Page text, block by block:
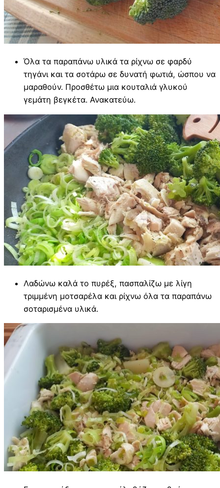
Όλα τα παραπάνω υλικά τα ρίχνω σε φαρδύ
τηγάνι και τα σοτάρω σε δυνατή φωτιά, ώσπου να
μαραθούν. Προσθέτω μια κουταλιά γλυκού
γεμάτη βεγκέτα. Ανακατεύω.
Λαδώνω καλά το πυρέξ, πασπαλίζω με λίγη
τριμμένη μοτσαρέλα και ρίχνω όλα τα παραπάνω
σοταρισμένα υλικά.